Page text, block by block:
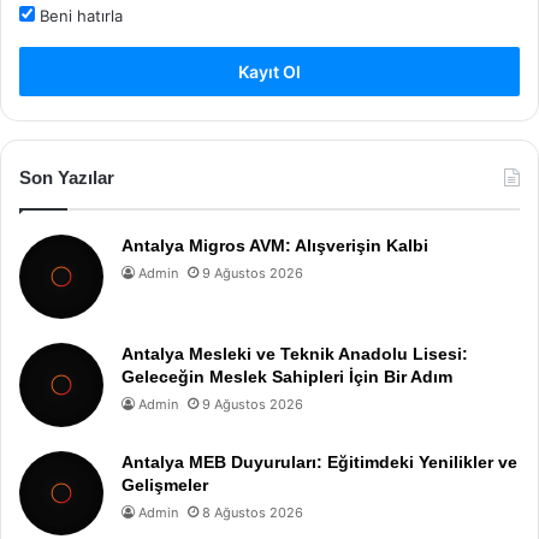
Beni hatırla
Kayıt Ol
Son Yazılar
Antalya Migros AVM: Alışverişin Kalbi
Admin 9 Ağustos 2026
Antalya Mesleki ve Teknik Anadolu Lisesi:
Geleceğin Meslek Sahipleri İçin Bir Adım
Admin 9 Ağustos 2026
Antalya MEB Duyuruları: Eğitimdeki Yenilikler ve
Gelişmeler
Admin 8 Ağustos 2026